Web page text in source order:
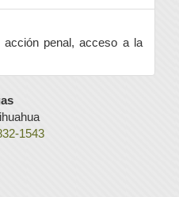
acción penal, acceso a la
1543